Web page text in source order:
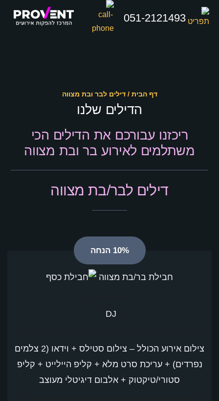
051-2121493
דף הבית /דילים לבר ובת מצווה
הדילים שלנו
ריכזנו עבורכם את הדילים הכי
משתלמים לאירוע בר ובת מצווה
דילים לבר/בת מצווה
10% הנחה
חבילת בר/בת מצווה
DJ
צילום אירוע הכולל – צילום סטילס + וידאו (2 צלמים
נפרדים) + עריכת סרט מלא + קליפ היילייט + קליפ
סטורי/טיקטוק + אלבום דיגיטלי מעוצב